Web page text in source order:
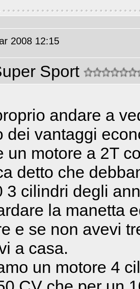
2008 12:15
Sport
andare a
dei vantaggi
un motore a 2T
detto che
3 cilindri degli
la manetta
e se non avevi
a casa.
un motore 4